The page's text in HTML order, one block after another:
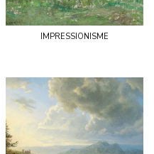
impressionisme